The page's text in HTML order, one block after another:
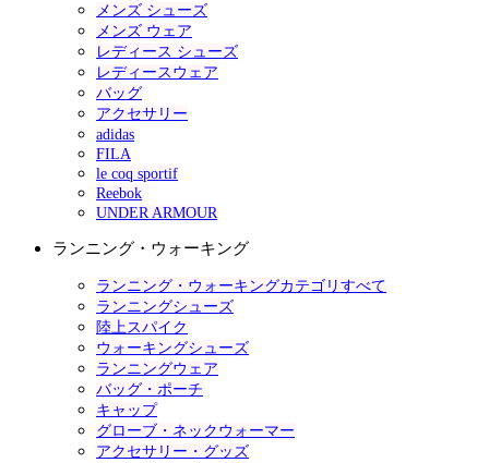
メンズ シューズ
メンズ ウェア
レディース シューズ
レディースウェア
バッグ
アクセサリー
adidas
FILA
le coq sportif
Reebok
UNDER ARMOUR
ランニング・ウォーキング
ランニング・ウォーキングカテゴリすべて
ランニングシューズ
陸上スパイク
ウォーキングシューズ
ランニングウェア
バッグ・ポーチ
キャップ
グローブ・ネックウォーマー
アクセサリー・グッズ